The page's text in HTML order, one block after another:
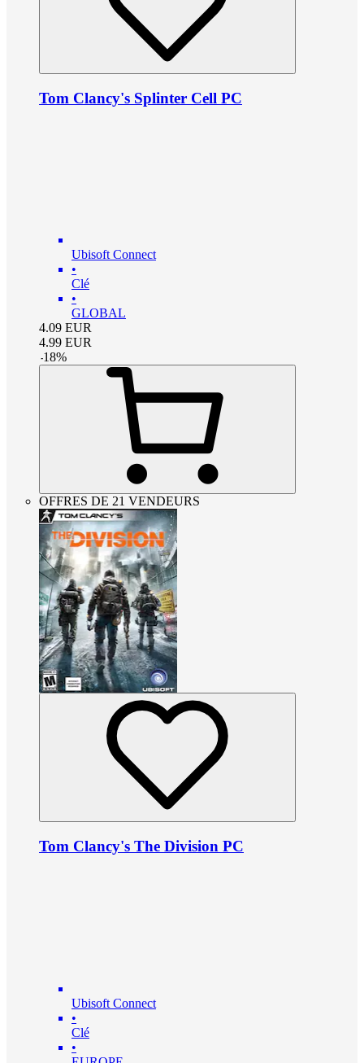
Tom Clancy's Splinter Cell PC
Ubisoft Connect
•
Clé
•
GLOBAL
4.09 EUR
4.99 EUR
-18%
OFFRES DE 21 VENDEURS
Tom Clancy's The Division PC
Ubisoft Connect
•
Clé
•